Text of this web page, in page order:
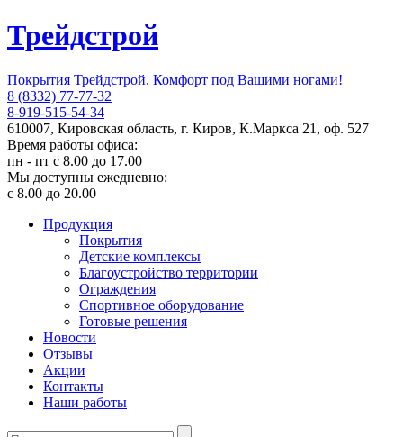
Трейдстрой
Покрытия Трейдстрой. Комфорт под Вашими ногами!
8 (8332) 77-77-32
8-919-515-54-34
610007, Кировская область, г. Киров, К.Маркса 21, оф. 527
Время работы офиса:
пн - пт с 8.00 до 17.00
Мы доступны ежедневно:
с 8.00 до 20.00
Продукция
Покрытия
Детские комплексы
Благоустройство территории
Ограждения
Спортивное оборудование
Готовые решения
Новости
Отзывы
Акции
Контакты
Наши работы